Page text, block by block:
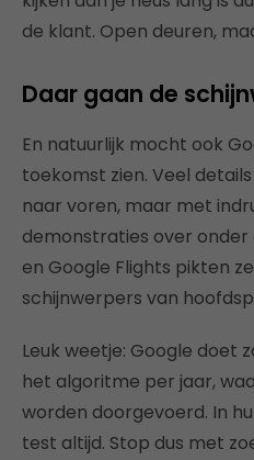
de klant. Open deuren,
Daar gaan de
En natuurlijk mocht ook
toekomst zien. Veel
naar voren, maar met
demonstraties over onder
en Google Flights pikten
schijnwerpers van
Leuk weetje: Google doet
het algoritme per jaar,
worden doorgevoerd. In
test altijd. Stop dus met